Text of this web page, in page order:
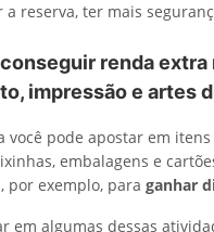
reserva, ter mais
renda extra
impressão e artes
você pode apostar em
embalagens e
por exemplo, para ganhar
em algumas dessas